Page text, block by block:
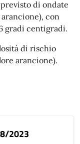
di ondate
con
gradi centigradi.
di rischio
arancione).
2023